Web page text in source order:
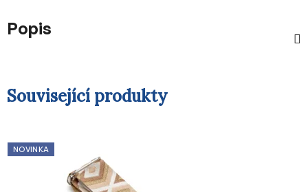
Popis
Související produkty
NOVINKA